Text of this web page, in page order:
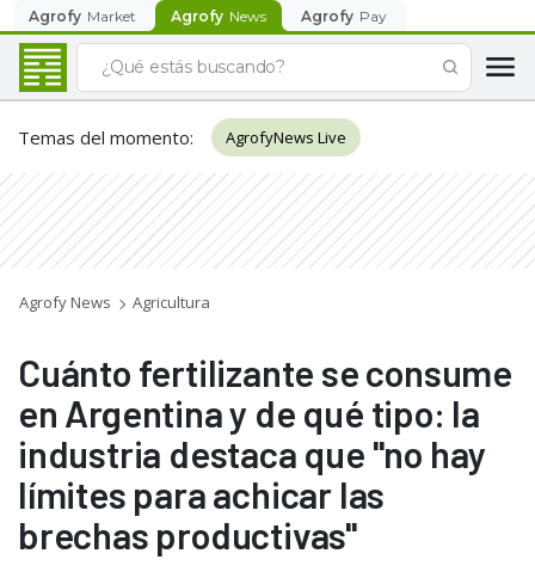
Agrofy Market Agrofy News Agrofy Pay
Temas del momento: AgrofyNews Live
Agrofy News Agricultura
Cuánto fertilizante se consume
en Argentina y de qué tipo: la
industria destaca que "no hay
límites para achicar las
brechas productivas"